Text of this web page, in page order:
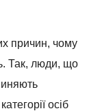
причин, чому
Так, люди, що
осіб